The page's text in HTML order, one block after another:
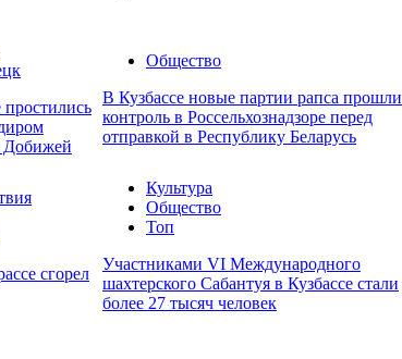
Общество
В Кузбассе новые партии рапса прошли
контроль в Россельхознадзоре перед
отправкой в Республику Беларусь
сгорел
Культура
Общество
Топ
Участниками VI Международного
шахтерского Сабантуя в Кузбассе стали
более 27 тысяч человек